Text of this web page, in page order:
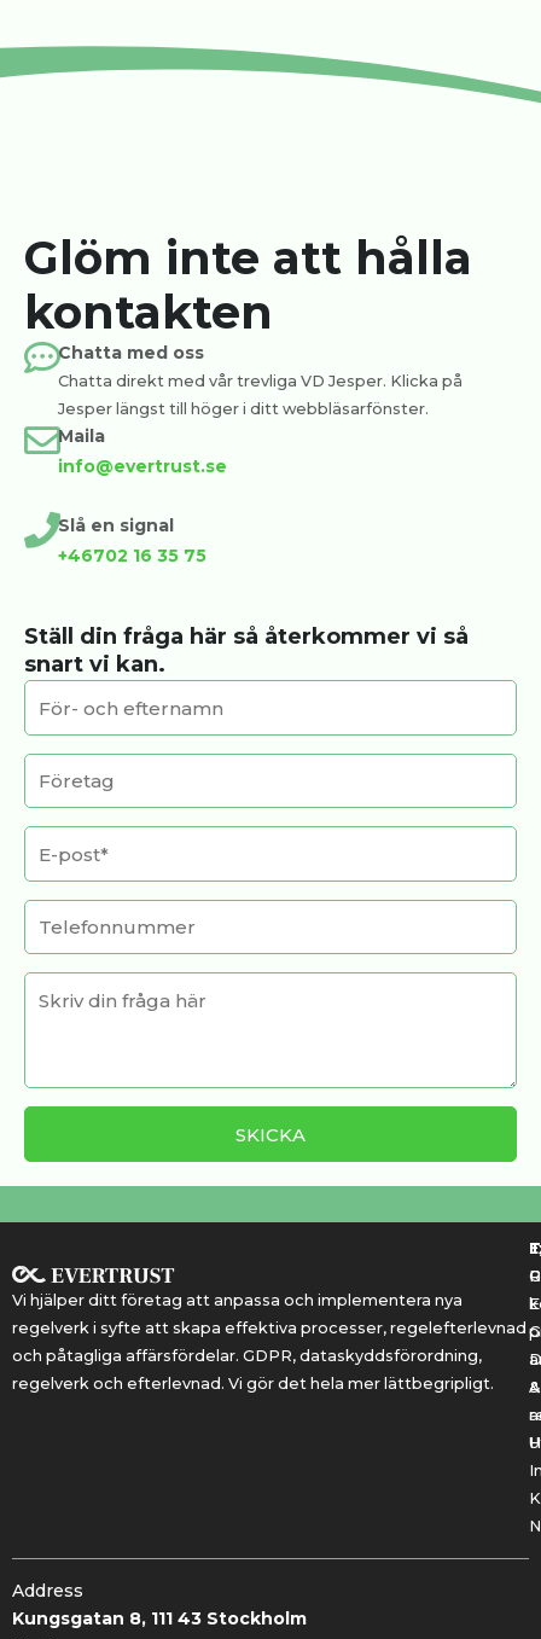
Glöm inte att hålla
kontakten
Chatta med oss
Chatta direkt med vår trevliga VD Jesper. Klicka på
Jesper längst till höger i ditt webbläsarfönster.
Maila
info@evertrust.se
Slå en signal
+46702 16 35 75
Ställ din fråga här så återkommer vi så
snart vi kan.
Vi hjälper ditt företag att anpassa och implementera nya
regelverk i syfte att skapa effektiva processer, regelefterlevnad
och påtagliga affärsfördelar. GDPR, dataskyddsförordning,
regelverk och efterlevnad. Vi gör det hela mer lättbegripligt.
&
Address
Kungsgatan 8, 111 43 Stockholm